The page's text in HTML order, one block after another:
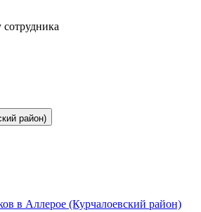
район)
в Аллерое (Курчалоевский район)